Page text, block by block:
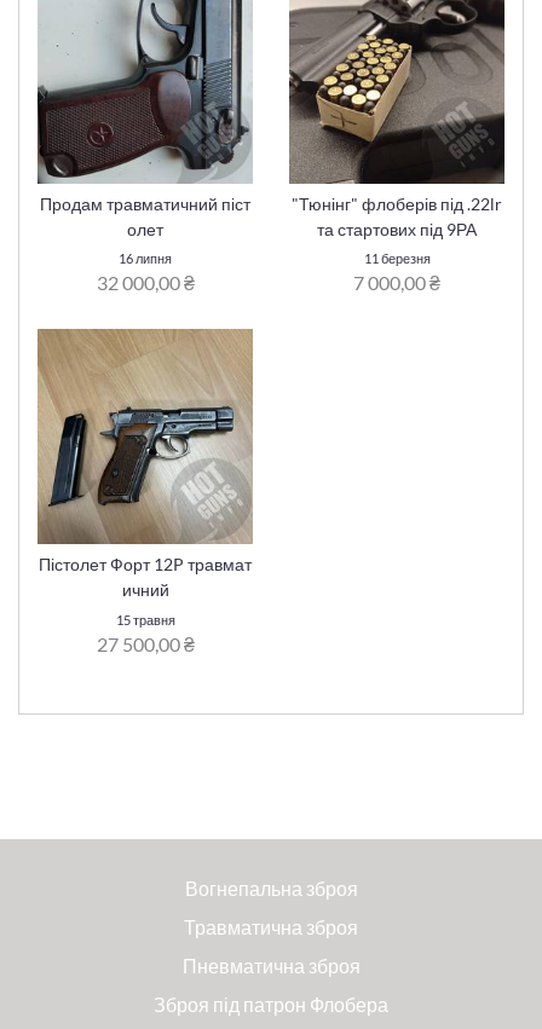
Продам травматичний піст
олет
16 липня
32 000,00 ₴
"Тюнінг" флоберів під .22lr
та стартових під 9РА
11 березня
7 000,00 ₴
Пістолет Форт 12P травмат
ичний
15 травня
27 500,00 ₴
Вогнепальна зброя
Травматична зброя
Пневматична зброя
Зброя під патрон Флобера